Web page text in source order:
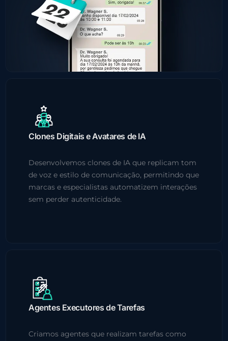
Clones Digitais e Avatares de IA
Desenvolvemos clones de IA que replicam tom
de voz e estilo de comunicação, permitindo que
marcas e especialistas automatizem interações
sem perder autenticidade.
Agentes Executores de Tarefas
Criamos agentes que realizam tarefas como